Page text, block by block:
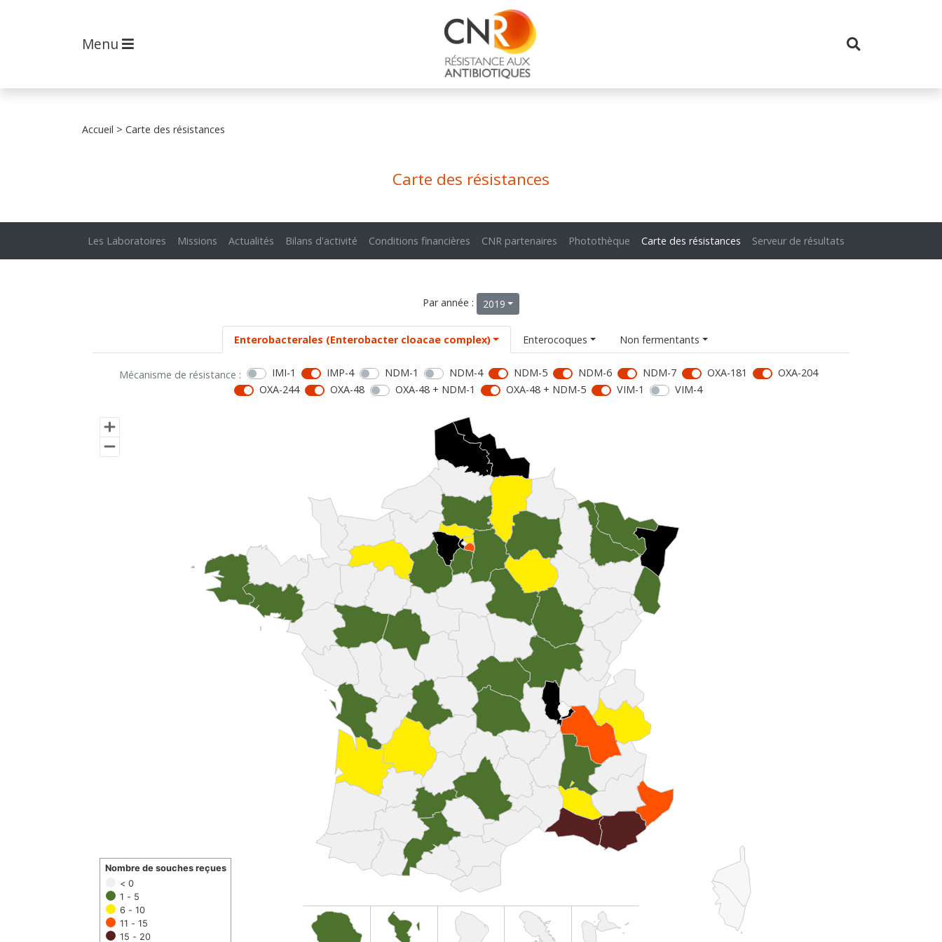
Menu
Accueil > Carte des résistances
Carte des résistances
Les Laboratoires Missions Actualités Bilans d'activité Conditions financières CNR partenaires Photothèque Carte des résistances Serveur de résultats
Par année : 2019
Enterobacterales (Enterobacter cloacae complex) Enterocoques Non fermentants
Mécanisme de résistance : IMI-1 IMP-4 NDM-1 NDM-4 NDM-5 NDM-6 NDM-7 OXA-181
OXA-204
OXA-244
OXA-48 OXA-48 + NDM-1 OXA-48 + NDM-5 VIM-1 VIM-4
< 0
1 - 5
6 - 10
11 - 15
15 - 20
Nombre de souches reçues